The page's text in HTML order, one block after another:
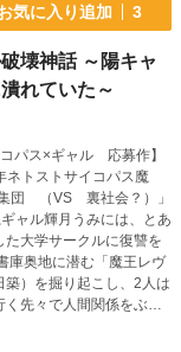
気に入り追加 3
壊神話 ～陽キャ
れていた～
パス×ギャル 応募作】
ネトストサイコパス魔
団 （VS 裏社会？）」
ャル輝月うみには、とあ
大学サークルに復讐を
築）を掘り起こし、2人は
先々で人間関係をぶち
会で暗躍する巨悪たち